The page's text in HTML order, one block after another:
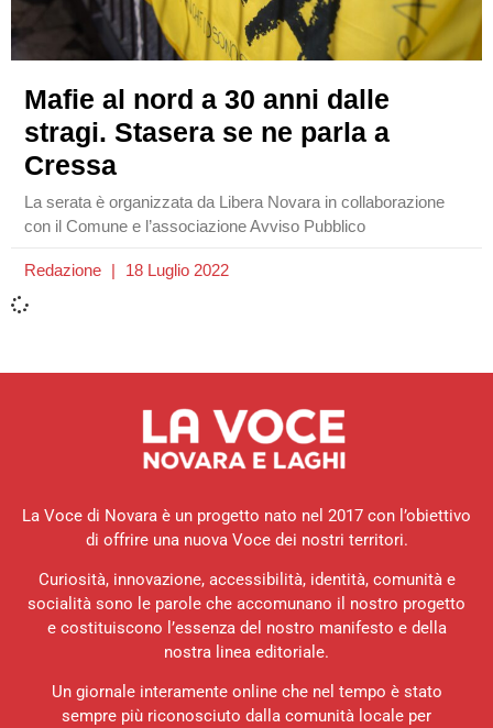
Mafie al nord a 30 anni dalle
stragi. Stasera se ne parla a
Cressa
La serata è organizzata da Libera Novara in collaborazione
con il Comune e l’associazione Avviso Pubblico
Redazione 18 Luglio 2022
La Voce di Novara è un progetto nato nel 2017 con l’obiettivo
di offrire una nuova Voce dei nostri territori.
Curiosità, innovazione, accessibilità, identità, comunità e
socialità sono le parole che accomunano il nostro progetto
e costituiscono l’essenza del nostro manifesto e della
nostra linea editoriale.
Un giornale interamente online che nel tempo è stato
sempre più riconosciuto dalla comunità locale per